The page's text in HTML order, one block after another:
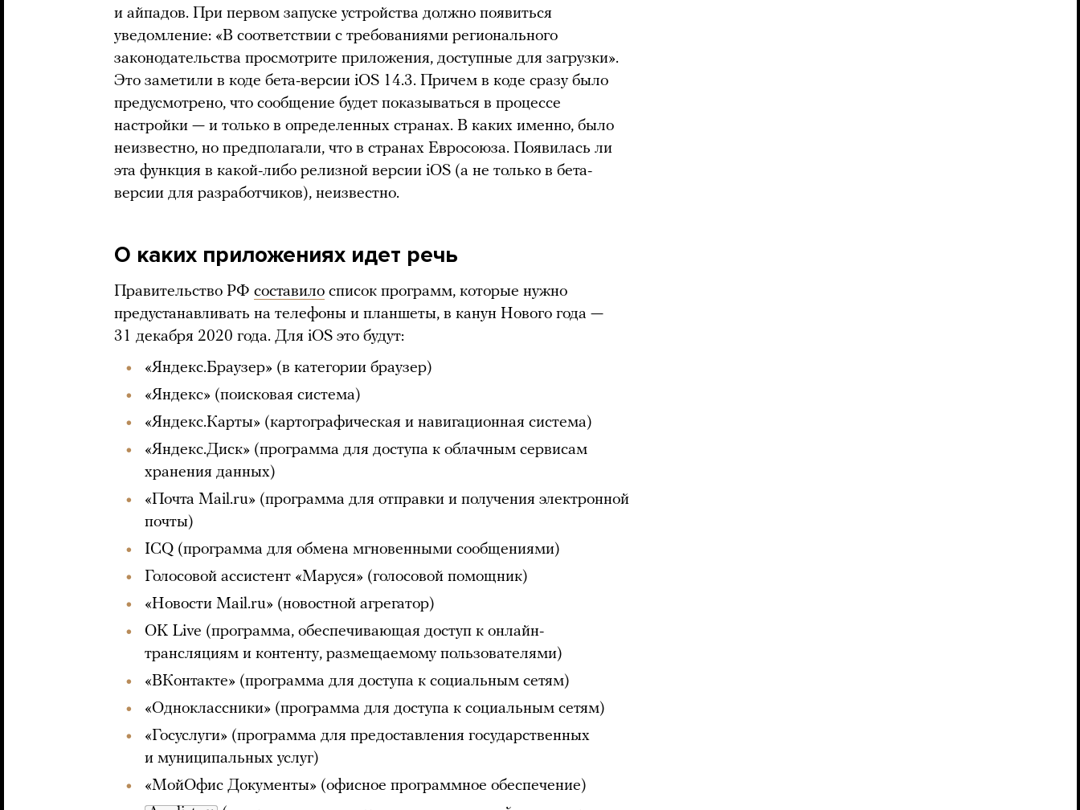
и айпадов. При первом запуске устройства должно появиться
уведомление: «В соответствии с требованиями регионального
законодательства просмотрите приложения, доступные для загрузки».
Это заметили в коде бета-версии iOS 14.3. Причем в коде сразу было
предусмотрено, что сообщение будет показываться в процессе
настройки — и только в определенных странах. В каких именно, было
неизвестно, но предполагали, что в странах Евросоюза. Появилась ли
эта функция в какой-либо релизной версии iOS (а не только в бета-
версии для разработчиков), неизвестно.
О каких приложениях идет речь
Правительство РФ составило список программ, которые нужно
предустанавливать на телефоны и планшеты, в канун Нового года —
31 декабря 2020 года. Для iOS это будут:
«Яндекс.Браузер» (в категории браузер)
«Яндекс» (поисковая система)
«Яндекс.Карты» (картографическая и навигационная система)
«Яндекс.Диск» (программа для доступа к облачным сервисам
хранения данных)
«Почта Mail.ru» (программа для отправки и получения электронной
почты)
ICQ (программа для обмена мгновенными сообщениями)
Голосовой ассистент «Маруся» (голосовой помощник)
«Новости Mail.ru» (новостной агрегатор)
OK Live (программа, обеспечивающая доступ к онлайн-
трансляциям и контенту, размещаемому пользователями)
«ВКонтакте» (программа для доступа к социальным сетям)
«Одноклассники» (программа для доступа к социальным сетям)
«Госуслуги» (программа для предоставления государственных
и муниципальных услуг)
«МойОфис Документы» (офисное программное обеспечение)